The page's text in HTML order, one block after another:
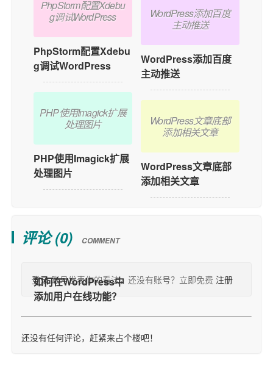
PhpStorm配置Xdebu
g调试WordPress
PhpStorm配置Xdebu
g调试WordPress
PHP使用Imagick扩展
处理图片
PHP使用Imagick扩展
处理图片
WordPress添加百度
主动推送
WordPress添加百度
主动推送
WordPress文章底部
添加相关文章
WordPress文章底部
添加相关文章
评论 (0) COMMENT
登录账号发表你的看法，还没有账号？立即免费 注册
还没有任何评论，赶紧来占个楼吧！